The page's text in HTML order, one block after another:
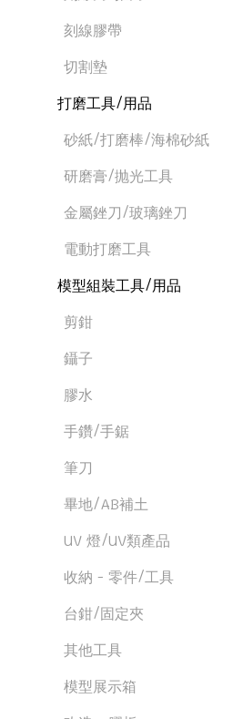
刻線膠帶
切割墊
打磨工具/用品
砂紙/打磨棒/海棉砂紙
研磨膏/抛光工具
金屬銼刀/玻璃銼刀
電動打磨工具
模型組裝工具/用品
剪鉗
鑷子
膠水
手鑽/手鋸
筆刀
畢地/AB補土
UV 燈/UV類產品
收納 - 零件/工具
台鉗/固定夾
其他工具
模型展示箱